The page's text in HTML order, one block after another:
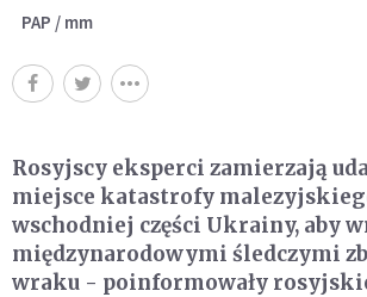
PAP / mm
Rosyjscy eksperci zamierzają
miejsce katastrofy
wschodniej części Ukrainy, aby
międzynarodowymi śledczymi
wraku - poinformowały